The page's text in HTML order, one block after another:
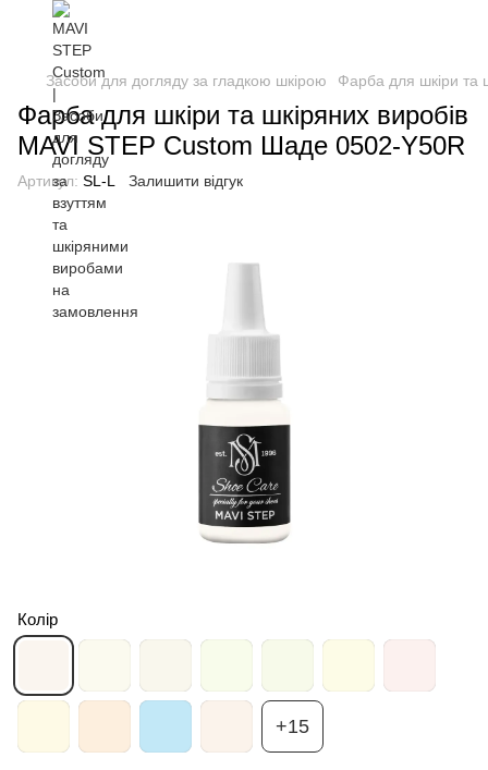
Засоби для догляду за гладкою шкірою Фарба для шкіри та
Фарба для шкіри та шкіряних виробів
MAVI STEP Custom Шаде 0502-Y50R
Артикул: SL-L Залишити відгук
Колір
+15